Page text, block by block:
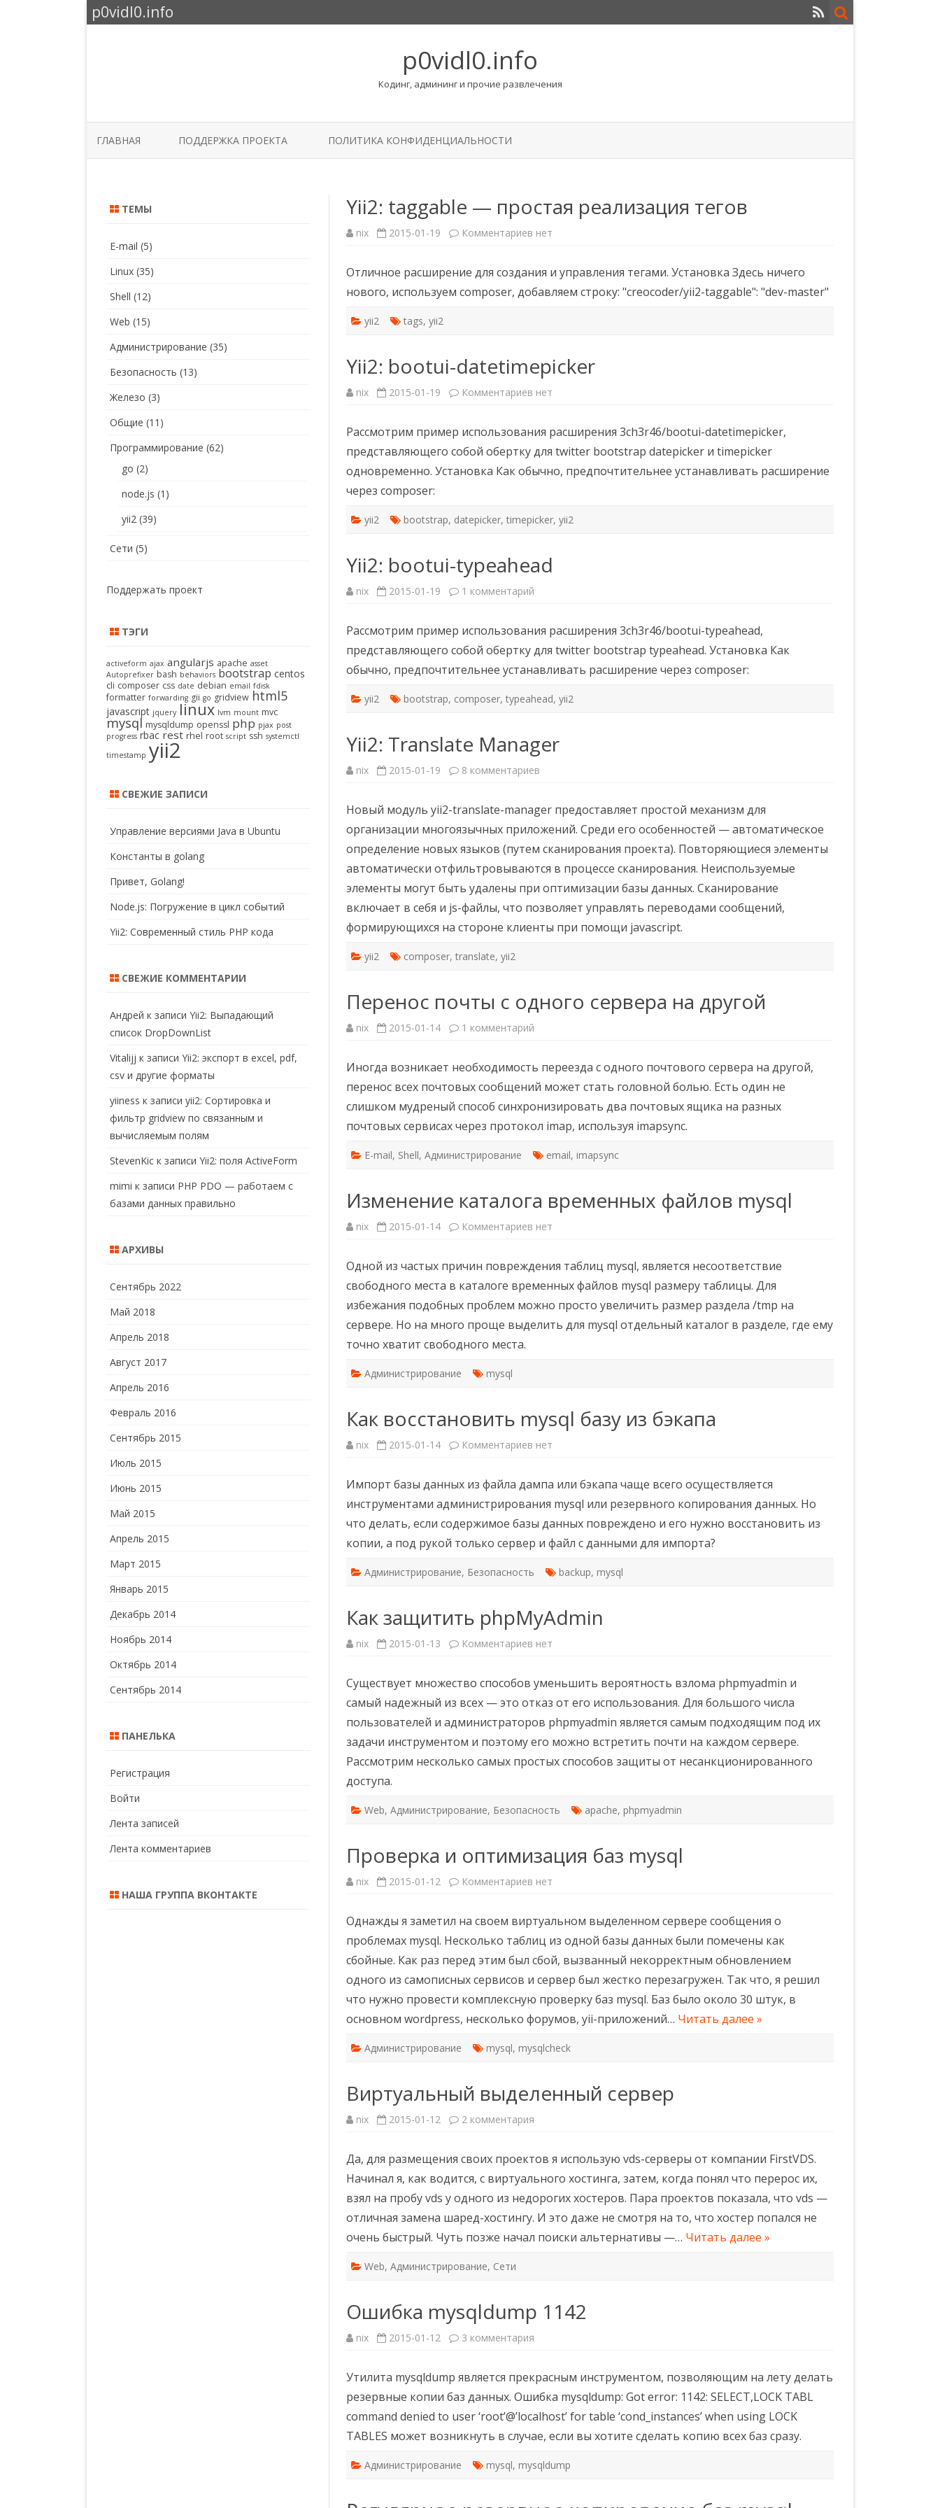
p0vidl0.info
p0vidl0.info
Кодинг, админинг и прочие развлечения
к
ГЛАВНАЯ ПОДДЕРЖКА ПРОЕКТА ПОЛИТИКА КОНФИДЕНЦИАЛЬНОСТИ
Yii2: taggable — простая реализация тегов
nix 2015-01-19 Комментариев к
—
простая
реализация
тегов
нет
Отличное расширение для создания и управления тегами. Установка Здесь ничего
нового, используем composer, добавляем строку: "creocoder/yii2-taggable": "dev-master"
yii2 tags,yii2
Yii2: bootui-datetimepicker
nix 2015-01-19 Комментариев к
datetimepicker
нет
Рассмотрим пример использования расширения 3ch3r46/bootui-datetimepicker,
представляющего собой обертку для twitter bootstrap datepicker и timepicker
одновременно. Установка Как обычно, предпочтительнее устанавливать расширение
через composer:
yii2 bootstrap, datepicker,timepicker,yii2
Yii2: bootui-typeahead
nix 2015-01-19 1 комментарий
typeahead
Рассмотрим пример использования расширения 3ch3r46/bootui-typeahead,
представляющего собой обертку для twitter bootstrap typeahead. Установка Как
обычно, предпочтительнее устанавливать расширение через composer:
yii2 bootstrap, composer,typeahead,yii2
Yii2: Translate Manager
nix 2015-01-19 8 комментариев
Manager
Новый модуль yii2-translate-manager предоставляет простой механизм для
организации многоязычных приложений. Среди его особенностей — автоматическое
определение новых языков (путем сканирования проекта). Повторяющиеся элементы
автоматически отфильтровываются в процессе сканирования. Неиспользуемые
элементы могут быть удалены при оптимизации базы данных. Сканирование
включает в себя и js-файлы, что позволяет управлять переводами сообщений,
формирующихся на стороне клиенты при помощи javascript.
yii2 composer,translate,yii2
Перенос почты с одного сервера на другой
nix 2015-01-14 1 комментарий
с
одного
сервера
на
другой
Иногда возникает необходимость переезда с одного почтового сервера на другой,
перенос всех почтовых сообщений может стать головной болью. Есть один не
слишком мудреный способ синхронизировать два почтовых ящика на разных
почтовых сервисах через протокол imap, используя imapsync.
E-mail, Shell,Администрирование email, imapsync
Изменение каталога временных файлов mysql
nix 2015-01-14 Комментариев к
временных
файлов
mysql
нет
Одной из частых причин повреждения таблиц mysql, является несоответствие
свободного места в каталоге временных файлов mysql размеру таблицы. Для
избежания подобных проблем можно просто увеличить размер раздела /tmp на
сервере. Но на много проще выделить для mysql отдельный каталог в разделе, где ему
точно хватит свободного места.
Администрирование mysql
Как восстановить mysql базу из бэкапа
nix 2015-01-14 Комментариев к
mysql
базу
из
бэкапа
нет
Импорт базы данных из файла дампа или бэкапа чаще всего осуществляется
инструментами администрирования mysql или резервного копирования данных. Но
что делать, если содержимое базы данных повреждено и его нужно восстановить из
копии, а под рукой только сервер и файл с данными для импорта?
Администрирование, Безопасность backup, mysql
Как защитить phpMyAdmin
nix 2015-01-13 Комментариев к
phpMyAdmin
нет
Существует множество способов уменьшить вероятность взлома phpmyadmin и
самый надежный из всех — это отказ от его использования. Для большого числа
пользователей и администраторов phpmyadmin является самым подходящим под их
задачи инструментом и поэтому его можно встретить почти на каждом сервере.
Рассмотрим несколько самых простых способов защиты от несанкционированного
доступа.
Web,Администрирование, Безопасность apache, phpmyadmin
Проверка и оптимизация баз mysql
nix 2015-01-12 Комментариев к
оптимизация
баз
mysql
нет
Однажды я заметил на своем виртуальном выделенном сервере сообщения о
проблемах mysql. Несколько таблиц из одной базы данных были помечены как
сбойные. Как раз перед этим был сбой, вызванный некорректным обновлением
одного из самописных сервисов и сервер был жестко перезагружен. Так что, я решил
что нужно провести комплексную проверку баз mysql. Баз было около 30 штук, в
основном wordpress, несколько форумов, yii-приложений… Читать далее »
Администрирование mysql, mysqlcheck
Виртуальный выделенный сервер
nix 2015-01-12 2 комментария
сервер
Да, для размещения своих проектов я использую vds-серверы от компании FirstVDS.
Начинал я, как водится, с виртуального хостинга, затем, когда понял что перерос их,
взял на пробу vds у одного из недорогих хостеров. Пара проектов показала, что vds —
отличная замена шаред-хостингу. И это даже не смотря на то, что хостер попался не
очень быстрый. Чуть позже начал поиски альтернативы —… Читать далее »
Web,Администрирование, Сети
Ошибка mysqldump 1142
nix 2015-01-12 3 комментария
1142
Утилита mysqldump является прекрасным инструментом, позволяющим на лету делать
резервные копии баз данных. Ошибка mysqldump: Got error: 1142: SELECT,LOCK TABL
command denied to user ‘root’@’localhost’ for table ‘cond_instances’ when using LOCK
TABLES может возникнуть в случае, если вы хотите сделать копию всех баз сразу.
Администрирование mysql, mysqldump
ТЕМЫ
E-mail (5)
Linux (35)
Shell (12)
Web (15)
Администрирование (35)
Безопасность (13)
Железо (3)
Общие (11)
Программирование (62)
go (2)
node.js (1)
yii2 (39)
Сети (5)
Поддержать проект
ТЭГИ
activeform ajax angularjs apache asset
Autoprefixer bash behaviors bootstrap centos
cli composer css date debian email fdisk
formatter forwarding gii go gridview html5
javascript jquery linux lvm mount mvc
mysql mysqldump openssl php pjax post
progress rbac rest rhel root script ssh systemctl
timestamp yii2
СВЕЖИЕ ЗАПИСИ
Управление версиями Java в Ubuntu
Константы в golang
Привет, Golang!
Node.js: Погружение в цикл событий
Yii2: Современный стиль PHP кода
СВЕЖИЕ КОММЕНТАРИИ
Андрей к записи Yii2: Выпадающий
список DropDownList
Vitalijj к записи Yii2: экспорт в excel, pdf,
csv и другие форматы
yiiness к записи yii2: Сортировка и
фильтр gridview по связанным и
вычисляемым полям
StevenKic к записи Yii2: поля ActiveForm
mimi к записи PHP PDO — работаем с
базами данных правильно
АРХИВЫ
Сентябрь 2022
Май 2018
Апрель 2018
Август 2017
Апрель 2016
Февраль 2016
Сентябрь 2015
Июль 2015
Июнь 2015
Май 2015
Апрель 2015
Март 2015
Январь 2015
Декабрь 2014
Ноябрь 2014
Октябрь 2014
Сентябрь 2014
ПАНЕЛЬКА
Регистрация
Войти
Лента записей
Лента комментариев
НАША ГРУППА ВКОНТАКТЕ